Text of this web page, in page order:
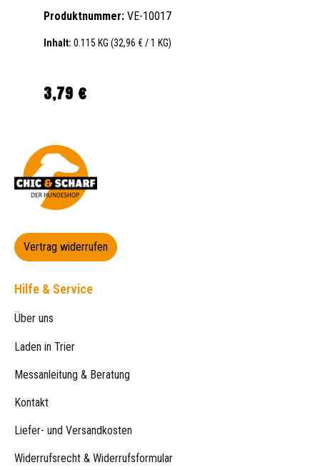
Produktnummer: VE-10017
Inhalt: 0.115 KG (32,96 € / 1 KG)
Regulärer Preis:
3,79 €
Vertrag widerrufen
Hilfe & Service
Über uns
Laden in Trier
Messanleitung & Beratung
Kontakt
Liefer- und Versandkosten
Widerrufsrecht & Widerrufsformular